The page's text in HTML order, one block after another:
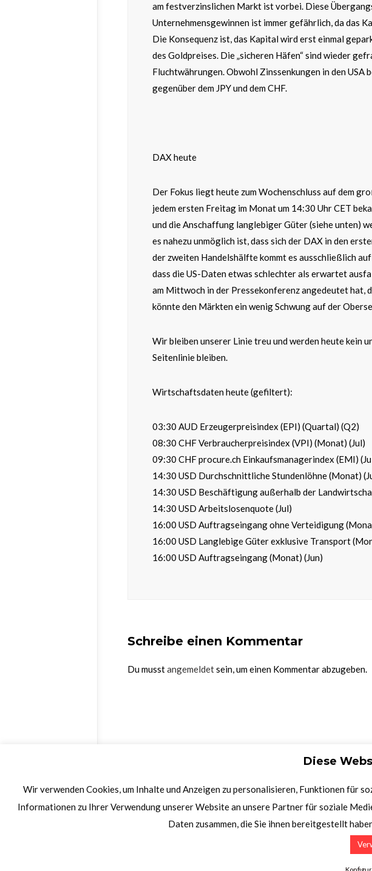
am festverzinslichen Markt ist vorbei. Diese
Unternehmensgewinnen ist immer gefährlich, da das
Die Konsequenz ist, das Kapital wird erst einmal
des Goldpreises. Die „sicheren Häfen“ sind wieder
Fluchtwährungen. Obwohl Zinssenkungen in den USA
gegenüber dem JPY und dem CHF.
DAX heute
Der Fokus liegt heute zum Wochenschluss auf dem
jedem ersten Freitag im Monat um 14:30 Uhr CET
und die Anschaffung langlebiger Güter (siehe unten)
es nahezu unmöglich ist, dass sich der DAX in den
der zweiten Handelshälfte kommt es ausschließlich
dass die US-Daten etwas schlechter als erwartet
am Mittwoch in der Pressekonferenz angedeutet hat,
könnte den Märkten ein wenig Schwung auf der
Wir bleiben unserer Linie treu und werden heute kein
Seitenlinie bleiben.
Wirtschaftsdaten heute (gefiltert):
03:30 AUD Erzeugerpreisindex (EPI) (Quartal) (Q2)
08:30 CHF Verbraucherpreisindex (VPI) (Monat) (Jul)
09:30 CHF procure.ch Einkaufsmanagerindex (EMI)
14:30 USD Durchschnittliche Stundenlöhne (Monat)
14:30 USD Beschäftigung außerhalb der
14:30 USD Arbeitslosenquote (Jul)
16:00 USD Auftragseingang ohne Verteidigung
16:00 USD Langlebige Güter exklusive Transport
16:00 USD Auftragseingang (Monat) (Jun)
Schreibe einen Kommentar
Du musstangemeldetsein, um einen Kommentar abzugeben.
Diese
Wir verwenden Cookies, um Inhalte und Anzeigen zu personalisieren, Funktionen für
Informationen zu Ihrer Verwendung unserer Website an unsere Partner für soziale
Daten zusammen, die Sie ihnen bereitgestellt